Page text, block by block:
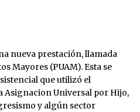
nueva prestación, llamada
Mayores (PUAM). Esta se
que utilizó el
Asignacion Universal por Hijo,
y algún sector